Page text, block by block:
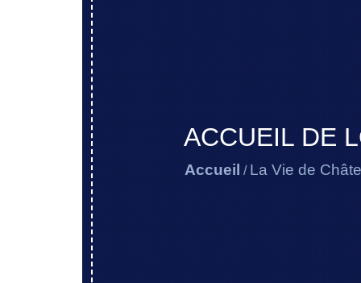
ACCUEIL DE
Accueil / La Vie de